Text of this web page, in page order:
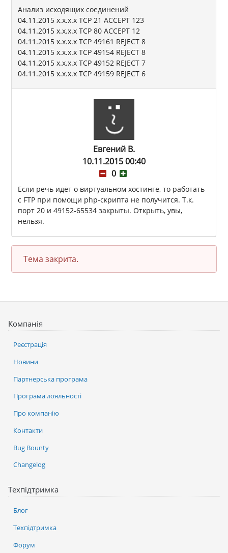
Анализ исходящих соединений
04.11.2015 x.x.x.x TCP 21 ACCEPT 123
04.11.2015 x.x.x.x TCP 80 ACCEPT 12
04.11.2015 x.x.x.x TCP 49161 REJECT 8
04.11.2015 x.x.x.x TCP 49154 REJECT 8
04.11.2015 x.x.x.x TCP 49152 REJECT 7
04.11.2015 x.x.x.x TCP 49159 REJECT 6
Евгений В.
10.11.2015 00:40
0
Если речь идёт о виртуальном хостинге, то работать
с FTP при помощи php-скрипта не получится. Т.к.
порт 20 и 49152-65534 закрыты. Открыть, увы,
нельзя.
Тема закрита.
Компанія
Реєстрація
Новини
Партнерська програма
Програма лояльності
Про компанію
Контакти
Bug Bounty
Changelog
Техпідтримка
Блог
Техпідтримка
Форум